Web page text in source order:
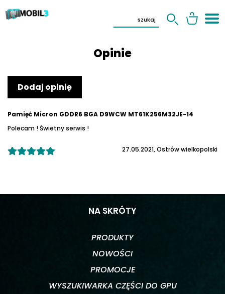
Opinie
Dodaj opinię
Pamięć Micron GDDR6 BGA D9WCW MT61K256M32JE-14
Polecam ! Świetny serwis !
27.05.2021,Ostrów wielkopolski
NA SKRÓTY
PRODUKTY
NOWOŚCI
PROMOCJE
WYSZUKIWARKA CZĘŚCI DO GPU